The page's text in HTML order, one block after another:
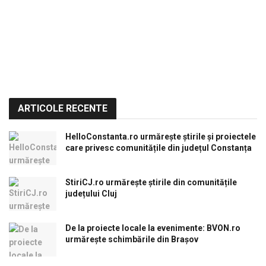
ARTICOLE RECENTE
HelloConstanta.ro urmărește știrile și proiectele
care privesc comunitățile din județul Constanța
StiriCJ.ro urmărește știrile din comunitățile
județului Cluj
De la proiecte locale la evenimente: BVON.ro
urmărește schimbările din Brașov